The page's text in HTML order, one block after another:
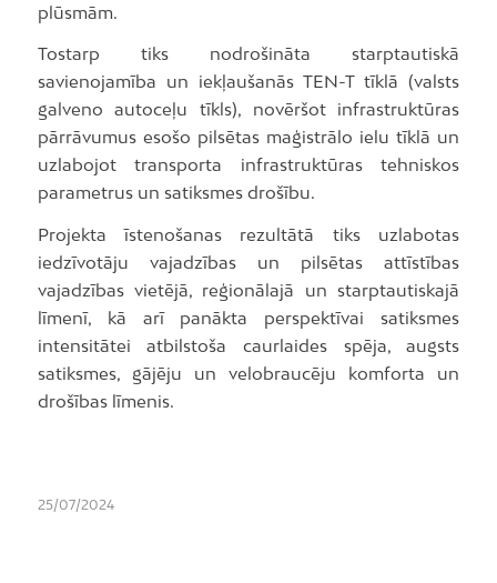
plūsmām.
Tostarp tiks nodrošināta starptautiskā
savienojamība un iekļaušanās TEN-T tīklā (valsts
galveno autoceļu tīkls), novēršot infrastruktūras
pārrāvumus esošo pilsētas maģistrālo ielu tīklā un
uzlabojot transporta infrastruktūras tehniskos
parametrus un satiksmes drošību.
Projekta īstenošanas rezultātā tiks uzlabotas
iedzīvotāju vajadzības un pilsētas attīstības
vajadzības vietējā, reģionālajā un starptautiskajā
līmenī, kā arī panākta perspektīvai satiksmes
intensitātei atbilstoša caurlaides spēja, augsts
satiksmes, gājēju un velobraucēju komforta un
drošības līmenis.
25/07/2024